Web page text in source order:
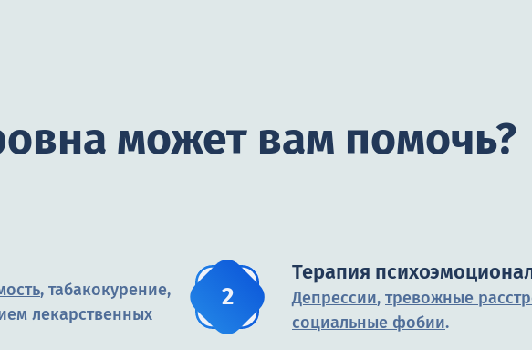
может вам помочь?
, табакокурение,
лекарственных
Терапия
Депрессии, тревожные
социальные фобии.